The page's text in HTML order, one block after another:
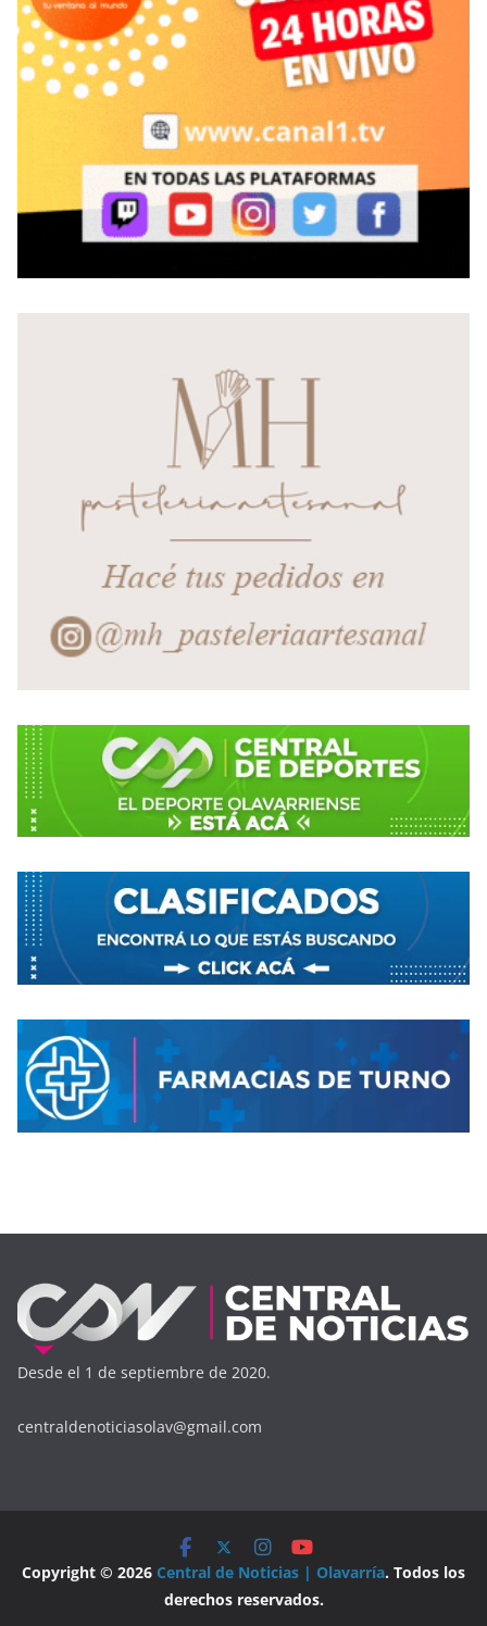
Desde el 1 de septiembre de 2020.
centraldenoticiasolav@gmail.com
Copyright © 2026 Central de Noticias | Olavarría. Todos los
derechos reservados.